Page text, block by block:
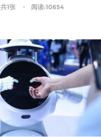
共1张 阅读:10654